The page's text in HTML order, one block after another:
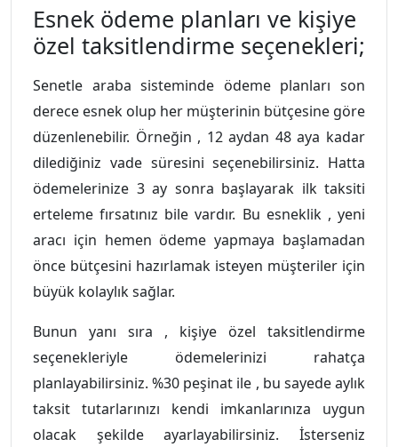
Esnek ödeme planları ve kişiye
özel taksitlendirme seçenekleri;
Senetle araba sisteminde ödeme planları son
derece esnek olup her müşterinin bütçesine göre
düzenlenebilir. Örneğin , 12 aydan 48 aya kadar
dilediğiniz vade süresini seçenebilirsiniz. Hatta
ödemelerinize 3 ay sonra başlayarak ilk taksiti
erteleme fırsatınız bile vardır. Bu esneklik , yeni
aracı için hemen ödeme yapmaya başlamadan
önce bütçesini hazırlamak isteyen müşteriler için
büyük kolaylık sağlar.
Bunun yanı sıra , kişiye özel taksitlendirme
seçenekleriyle ödemelerinizi rahatça
planlayabilirsiniz. %30 peşinat ile , bu sayede aylık
taksit tutarlarınızı kendi imkanlarınıza uygun
olacak şekilde ayarlayabilirsiniz. İsterseniz